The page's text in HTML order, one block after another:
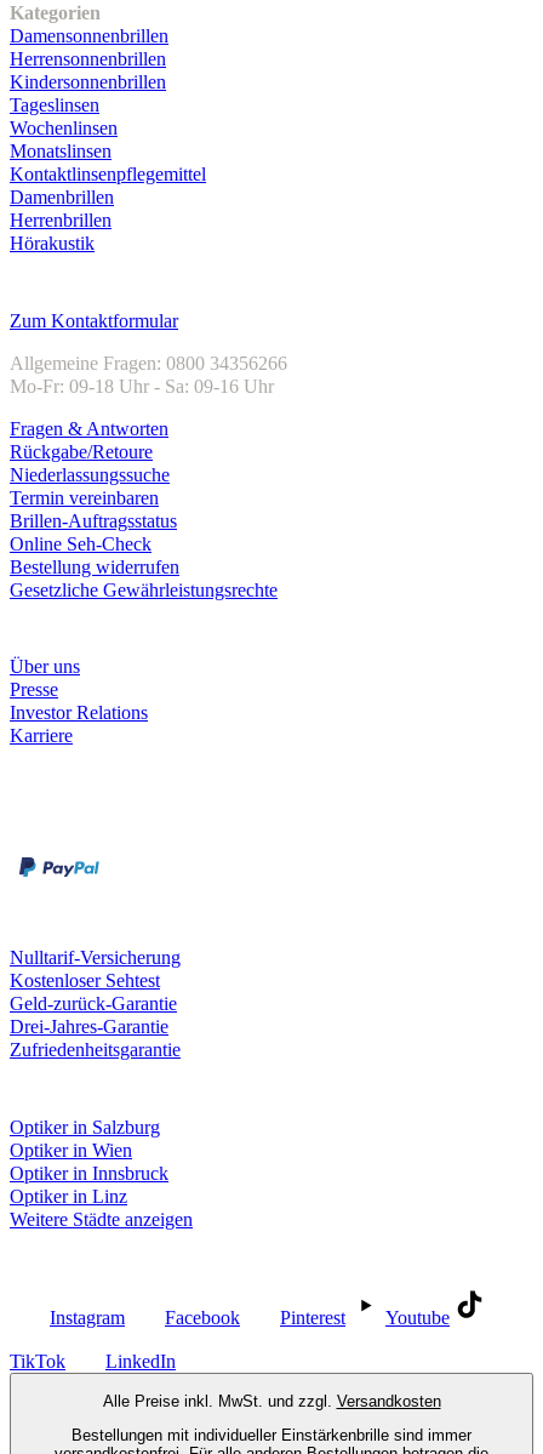
Kategorien
Damensonnenbrillen
Herrensonnenbrillen
Kindersonnenbrillen
Tageslinsen
Wochenlinsen
Monatslinsen
Kontaktlinsenpflegemittel
Damenbrillen
Herrenbrillen
Hörakustik
Zum Kontaktformular
Allgemeine Fragen: 0800 34356266
Mo-Fr: 09-18 Uhr - Sa: 09-16 Uhr
Fragen & Antworten
Rückgabe/Retoure
Niederlassungssuche
Termin vereinbaren
Brillen-Auftragsstatus
Online Seh-Check
Bestellung widerrufen
Gesetzliche Gewährleistungsrechte
Über uns
Presse
Investor Relations
Karriere
Nulltarif-Versicherung
Kostenloser Sehtest
Geld-zurück-Garantie
Drei-Jahres-Garantie
Zufriedenheitsgarantie
Optiker in Salzburg
Optiker in Wien
Optiker in Innsbruck
Optiker in Linz
Weitere Städte anzeigen
Instagram Facebook Pinterest Youtube
TikTok LinkedIn
Alle Preise inkl. MwSt. und zzgl. Versandkosten
Bestellungen mit individueller Einstärkenbrille sind immer